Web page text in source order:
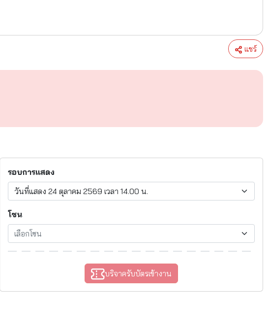
แชร์
รอบการแสดง
วันที่แสดง 24 ตุลาคม 2569 เวลา 14.00 น.
โซน
เลือกโซน
บริจาครับบัตรเข้างาน